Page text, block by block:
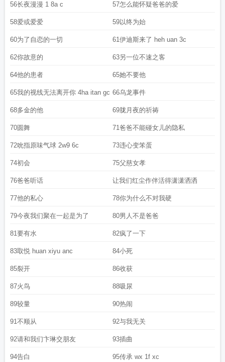
56长夜漫漫 1 8a c 57怎么能怀疑爸爸的爱
58爱或爱爱 59以终为始
60为了自恋的一切 61伊迪斯来了 heh uan 3c
62你故意的 63另一位不速之客
64他的患者 65她不要他
65我的视线无法离开你 4ha itan gc 66乌龙事件
68多金的他 69胧月夜的祈祷
70圆舞 71爸爸不能碰女儿的隐私
72吮指原味气球 2w9 6c 73违心变笨蛋
74初会 75父慈女孝
76爸爸听话 让我们红尘作伴活得潇潇洒洒
77他的私心 78你为什么不对我硬
79今夜我们聚在一起是为了 80男人不是爸爸
81要有水 82疯了一下
83取悦 huan xiyu anc 84小死
85裂开 86收获
87火鸟 88吸尿
89较量 90热闹
91不顺从 92与我无关
92请和我们卞琳交朋友 93插曲
94告白 95传承 wx 1f xc